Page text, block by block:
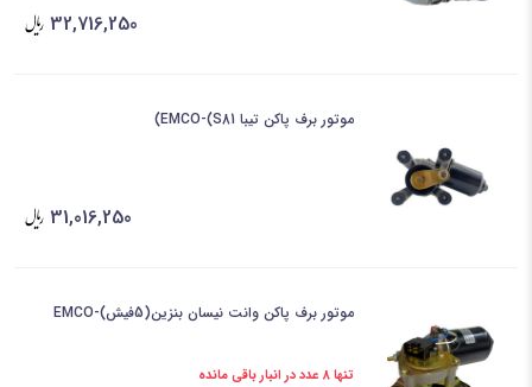
32,716,250
موتور برف پاکن تیبا EMCO-(S81)
31,016,250
موتور برف پاکن وانت نیسان بنزین(5فیش)-EMCO
تنها 8 عدد در انبار باقی مانده